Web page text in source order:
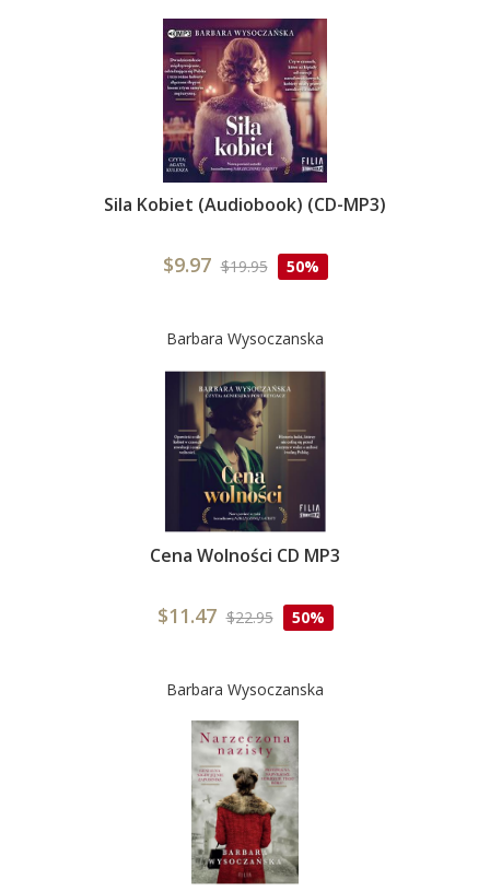
Sila Kobiet (Audiobook) (CD-MP3)
$9.97 $19.95 50%
Barbara Wysoczanska
Cena Wolności CD MP3
$11.47 $22.95 50%
Barbara Wysoczanska